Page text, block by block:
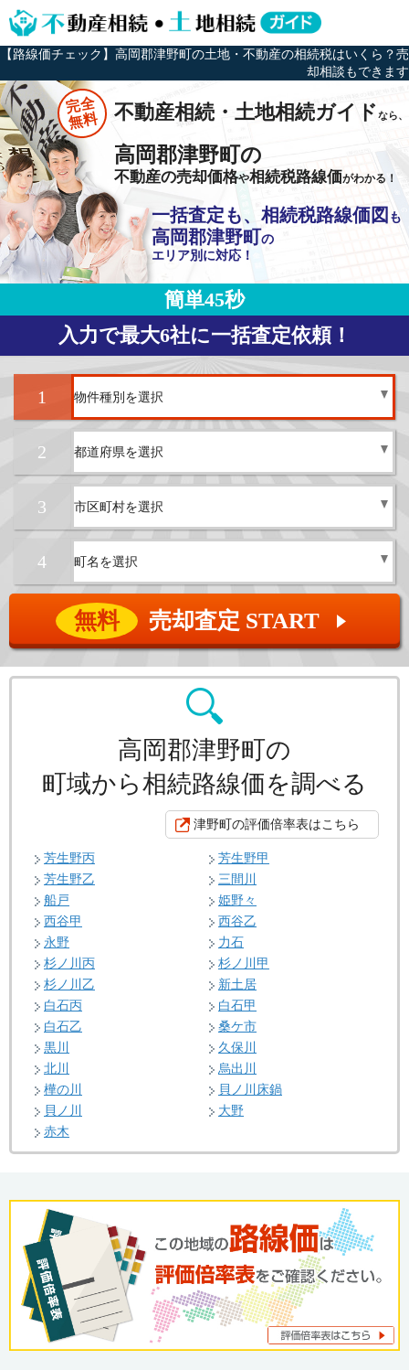
【路線価チェック】高岡郡津野町の土地・不動産の相続税はいくら？売
却相談もできます
完全
無料 不動産相続・土地相続ガイドなら、
高岡郡津野町の
不動産の売却価格や相続税路線価がわかる！
一括査定も、相続税路線価図 も
高岡郡津野町の
エリア別に対応！
簡単45秒
入力で最大6社に一括査定依頼！
1
2
3
4
無料 売却査定 START ▲
高岡郡津野町の
町域から相続路線価を調べる
津野町の評価倍率表はこちら
芳生野丙
芳生野甲
芳生野乙
三間川
船戸
姫野々
西谷甲
西谷乙
永野
力石
杉ノ川丙
杉ノ川甲
杉ノ川乙
新土居
白石丙
白石甲
白石乙
桑ケ市
黒川
久保川
北川
烏出川
樺の川
貝ノ川床鍋
貝ノ川
大野
赤木